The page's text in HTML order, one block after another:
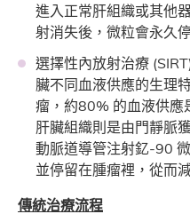
進入正常肝組織或其他
射消失後，微粒會永久
選擇性內放射治療
臟不同血液供應的生理
瘤，約80% 的血液供應
肝臟組織則是由門靜脈
動脈道導管注射釔-90
並停留在腫瘤裡，從而
傳統治療流程